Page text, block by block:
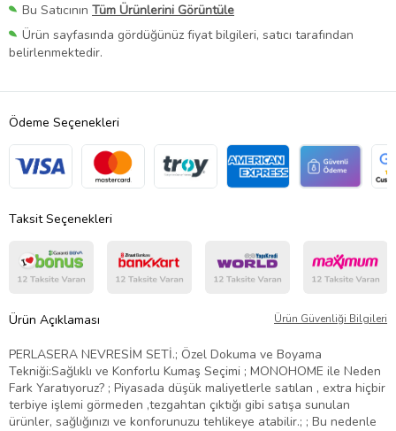
Bu Satıcının Tüm Ürünlerini Görüntüle
Ürün sayfasında gördüğünüz fiyat bilgileri, satıcı tarafından
belirlenmektedir.
Ödeme Seçenekleri
Taksit Seçenekleri
Ürün Açıklaması Ürün Güvenliği Bilgileri
PERLASERA NEVRESİM SETİ.; Özel Dokuma ve Boyama
Tekniği:Sağlıklı ve Konforlu Kumaş Seçimi ; MONOHOME ile Neden
Fark Yaratıyoruz? ; Piyasada düşük maliyetlerle satılan , extra hiçbir
terbiye işlemi görmeden ,tezgahtan çıktığı gibi satışa sunulan
ürünler, sağlığınızı ve konforunuzu tehlikeye atabilir.; ; Bu nedenle